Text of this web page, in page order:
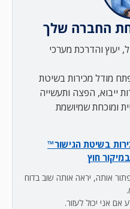
החברה שלך
בניהול, יעוץ והדרכת מערכי
מודל מכירות בשיטת
ייבוא, הפצה ותעשייה
ומוכחת שמיושמת
בשיטת הגישור™
חוץ
אותה, יראה אותה שוב בדוח